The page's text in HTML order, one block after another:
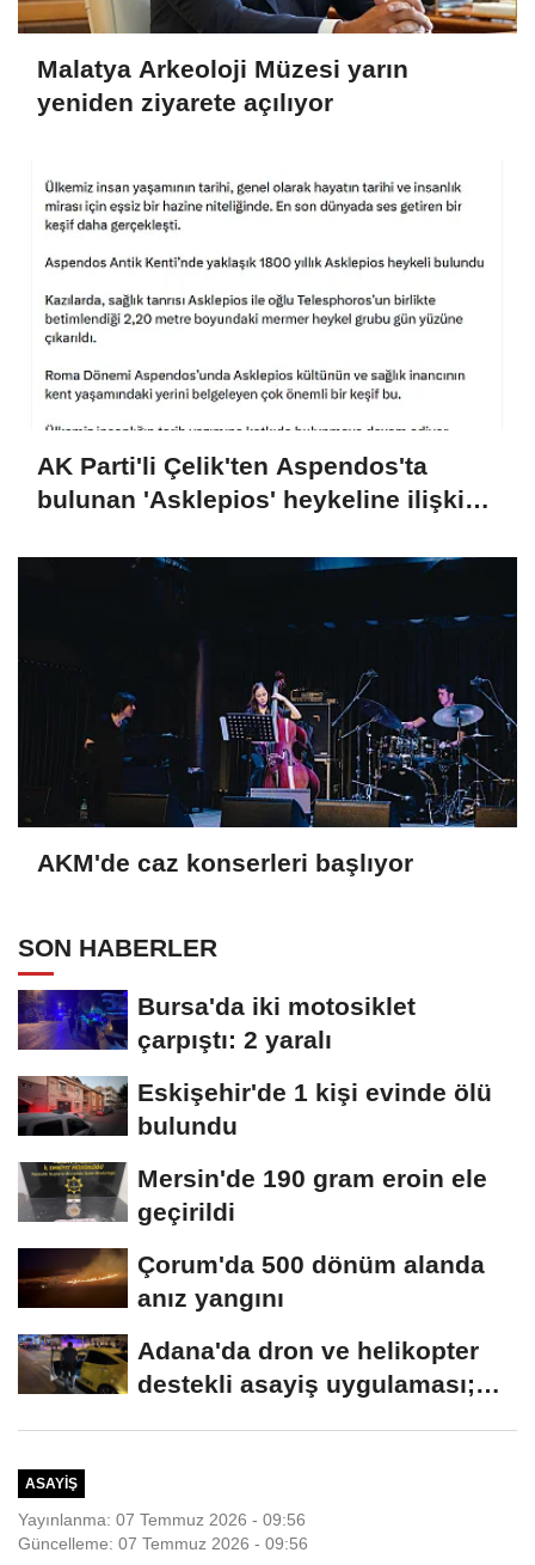
Malatya Arkeoloji Müzesi yarın
yeniden ziyarete açılıyor
AK Parti'li Çelik'ten Aspendos'ta
bulunan 'Asklepios' heykeline ilişkin
AKM'de caz konserleri başlıyor
SON HABERLER
Bursa'da iki motosiklet
çarpıştı: 2 yaralı
Eskişehir'de 1 kişi evinde ölü
bulundu
Mersin'de 190 gram eroin ele
geçirildi
Çorum'da 500 dönüm alanda
anız yangını
Adana'da dron ve helikopter
destekli asayiş uygulaması;
ASAYIŞ
Yayınlanma: 07 Temmuz 2026 - 09:56
Güncelleme: 07 Temmuz 2026 - 09:56